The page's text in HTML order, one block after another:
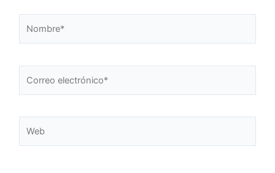
electrónico*